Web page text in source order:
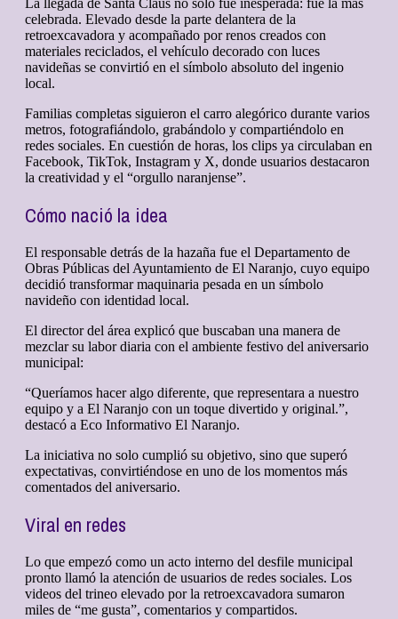
La llegada de Santa Claus no solo fue inesperada: fue la más
celebrada. Elevado desde la parte delantera de la
retroexcavadora y acompañado por renos creados con
materiales reciclados, el vehículo decorado con luces
navideñas se convirtió en el símbolo absoluto del ingenio
local.
Familias completas siguieron el carro alegórico durante varios
metros, fotografiándolo, grabándolo y compartiéndolo en
redes sociales. En cuestión de horas, los clips ya circulaban en
Facebook, TikTok, Instagram y X, donde usuarios destacaron
la creatividad y el “orgullo naranjense”.
Cómo nació la idea
El responsable detrás de la hazaña fue el Departamento de
Obras Públicas del Ayuntamiento de El Naranjo, cuyo equipo
decidió transformar maquinaria pesada en un símbolo
navideño con identidad local.
El director del área explicó que buscaban una manera de
mezclar su labor diaria con el ambiente festivo del aniversario
municipal:
“Queríamos hacer algo diferente, que representara a nuestro
equipo y a El Naranjo con un toque divertido y original.”,
destacó a Eco Informativo El Naranjo.
La iniciativa no solo cumplió su objetivo, sino que superó
expectativas, convirtiéndose en uno de los momentos más
comentados del aniversario.
Viral en redes
Lo que empezó como un acto interno del desfile municipal
pronto llamó la atención de usuarios de redes sociales. Los
videos del trineo elevado por la retroexcavadora sumaron
miles de “me gusta”, comentarios y compartidos.